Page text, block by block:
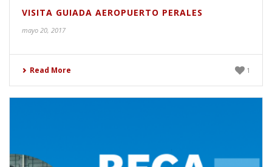
VISITA GUIADA AEROPUERTO PERALES
mayo 20, 2017
Read More 1